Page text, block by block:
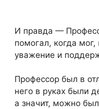
И правда —
помогал, когда мог,
уважение и
Профессор был в
него в руках были
а значит, можно